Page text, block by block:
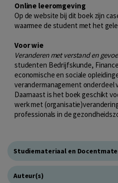
Online leeromgeving
Op de website bij dit boek zijn
waarmee de student met het
Voor wie
Veranderen met verstand en
studenten Bedrijfskunde,
economische en sociale
verandermanagement onderdeel
Daarnaast is het boek geschikt
werk met
professionals in de
Studiemateriaal en
Auteur(s)